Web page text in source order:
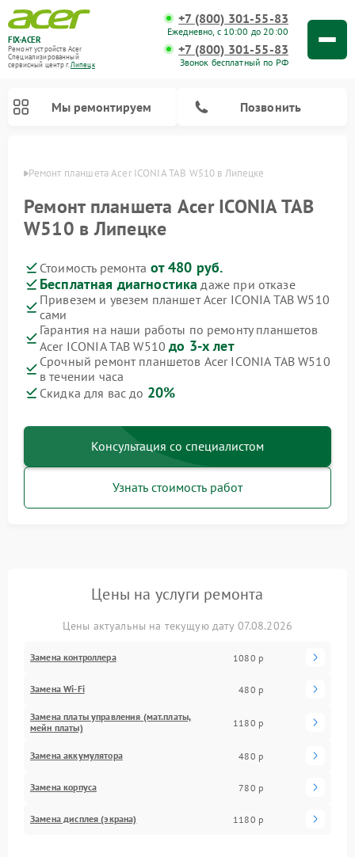
FIX-ACER
Ремонт устройств Acer
Специализированный
cервисный центр г.Липецк
+7 (800) 301-55-83
Ежедневно, с 10:00 до 20:00
+7 (800) 301-55-83
Звонок бесплатный по РФ
Мы ремонтируем Позвонить
Ремонт планшета Acer ICONIA TAB W510 в Липецке
Ремонт планшета Acer ICONIA TAB
W510 в Липецке
Стоимость ремонта от 480 руб.
Бесплатная диагностика даже при отказе
Привезем и увезем планшет Acer ICONIA TAB W510
сами
Гарантия на наши работы по ремонту планшетов
Acer ICONIA TAB W510до 3-х лет
Срочный ремонт планшетов Acer ICONIA TAB W510
в течении часа
Скидка для вас до 20%
Консультация со специалистом
Узнать стоимость работ
Цены на услуги ремонта
Цены актуальны на текущую дату 07.08.2026
Замена контроллера 1080 р
Замена Wi-Fi 480 р
Замена платы управления (мат.платы,
мейн платы)
1180 р
Замена аккумулятора 480 р
Замена корпуса 780 р
Замена дисплея (экрана) 1180 р